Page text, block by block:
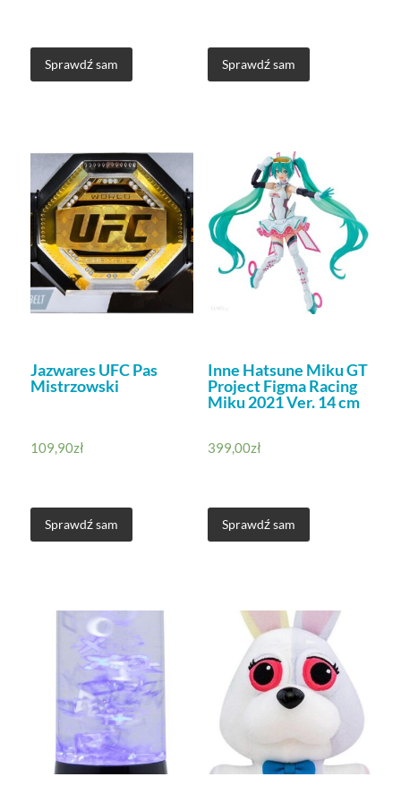
Sprawdź sam Sprawdź sam
Jazwares UFC Pas
Mistrzowski
109,90zł
Sprawdź sam
Inne Hatsune Miku GT
Project Figma Racing
Miku 2021 Ver. 14 cm
399,00zł
Sprawdź sam